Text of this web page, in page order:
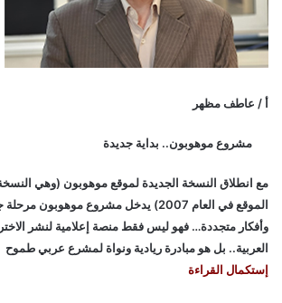
أ / عاطف مظهر
مشروع موهوبون.. بداية جديدة
مع انطلاق النسخة الجديدة لموقع موهوبون (وهي النسخة
الموقع في العام 2007) يدخل مشروع
وأفكار متجددة… فهو ليس فقط منصة إعلامية لنشر
العربية.. بل هو مبادرة ريادية ونواة لمشرع عربي طموح
إستكمال القراءة